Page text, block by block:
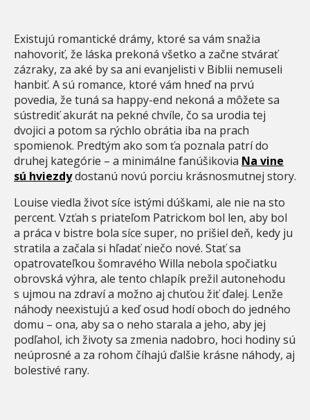
Existujú romantické drámy, ktoré sa vám snažia
nahovoriť, že láska prekoná všetko a začne stvárať
zázraky, za aké by sa ani evanjelisti v Biblii nemuseli
hanbiť. A sú romance, ktoré vám hneď na prvú
povedia, že tuná sa happy-end nekoná a môžete sa
sústrediť akurát na pekné chvíle, čo sa urodia tej
dvojici a potom sa rýchlo obrátia iba na prach
spomienok. Predtým ako som ťa poznala patrí do
druhej kategórie – a minimálne fanúšikovia Na vine
sú hviezdydostanú novú porciu krásnosmutnej story.
Louise viedla život síce istými dúškami, ale nie na sto
percent. Vzťah s priateľom Patrickom bol len, aby bol
a práca v bistre bola síce super, no prišiel deň, kedy ju
stratila a začala si hľadať niečo nové. Stať sa
opatrovateľkou šomravého Willa nebola spočiatku
obrovská výhra, ale tento chlapík prežil autonehodu
s ujmou na zdraví a možno aj chuťou žiť ďalej. Lenže
náhody neexistujú a keď osud hodí oboch do jedného
domu – ona, aby sa o neho starala a jeho, aby jej
podľahol, ich životy sa zmenia nadobro, hoci hodiny sú
neúprosné a za rohom číhajú ďalšie krásne náhody, aj
bolestivé rany.